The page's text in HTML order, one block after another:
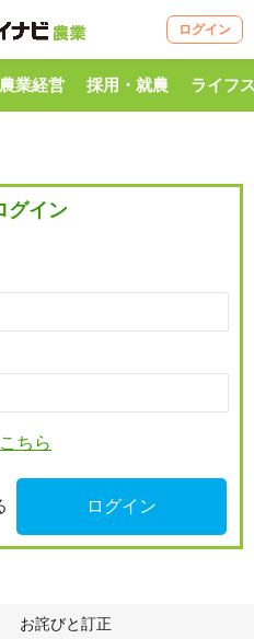
ログイン
農業経営 採用・就農 ライフ
グイン
こちら
お詫びと訂正